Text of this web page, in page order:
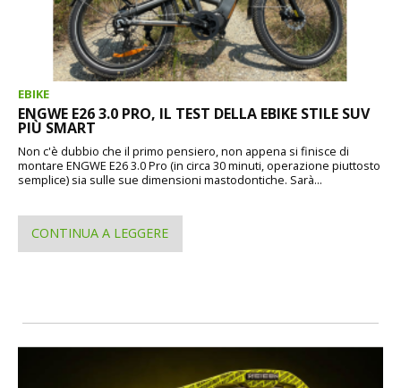
EBIKE
ENGWE E26 3.0 PRO, IL TEST DELLA EBIKE STILE SUV
PIÙ SMART
Non c'è dubbio che il primo pensiero, non appena si finisce di
montare ENGWE E26 3.0 Pro (in circa 30 minuti, operazione piuttosto
semplice) sia sulle sue dimensioni mastodontiche. Sarà...
CONTINUA A LEGGERE